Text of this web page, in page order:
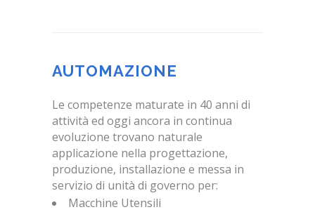
AUTOMAZIONE
Le competenze maturate in 40 anni di
attività ed oggi ancora in continua
evoluzione trovano naturale
applicazione nella progettazione,
produzione, installazione e messa in
servizio di unità di governo per:
Macchine Utensili